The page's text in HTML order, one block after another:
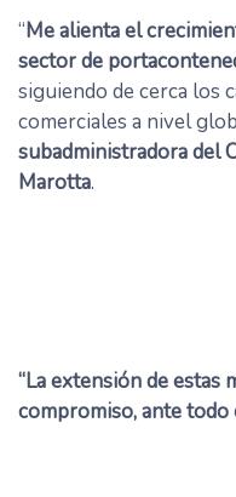
“Me alienta el
sector de
siguiendo de cerca los
comerciales a nivel
subadministradora del
Marotta.
“La extensión de estas
compromiso, ante todo